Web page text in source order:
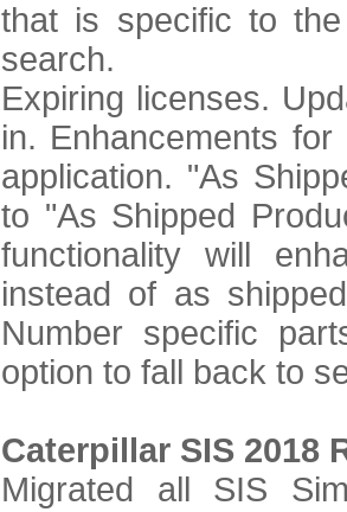
that is specific to
search.
Expiring licenses.
in. Enhancements
application. "As
to "As Shipped
functionality will
instead of as
Number specific
option to fall back to
Caterpillar SIS 2018
Migrated all SIS